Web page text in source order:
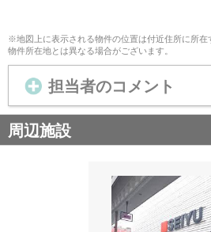
※地図上に表示される物件の位置は付近住所に所
物件所在地とは異なる場合がございます。
担当者のコメント
周辺施設